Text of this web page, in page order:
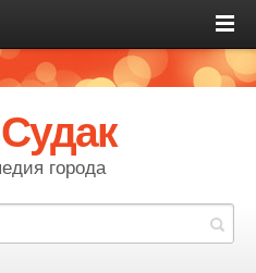
города